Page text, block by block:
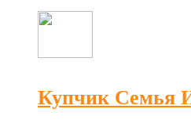
Купчик Семья